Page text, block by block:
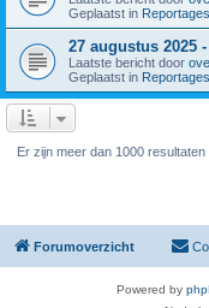
Geplaatst in
27 augustus 2025
Laatste bericht door
Geplaatst in
Er zijn meer dan 1000
Forumoverzicht
Powered by